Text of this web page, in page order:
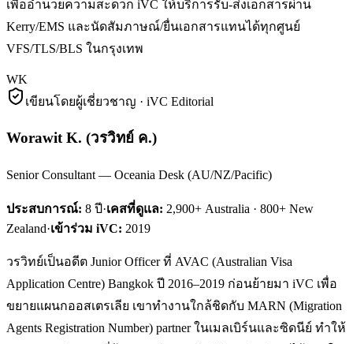
เพื่ออำนวยความสะดวก iVC ให้บริการรับ-ส่งเอกสารผ่าน
Kerry/EMS และนัดสัมภาษณ์/ยื่นเอกสารแทนได้ทุกศูนย์
VFS/TLS/BLS ในกรุงเทพ
WK
เขียนโดยผู้เชี่ยวชาญ · iVC Editorial
Worawit K. (วรวิทย์ ค.)
Senior Consultant — Oceania Desk (AU/NZ/Pacific)
ประสบการณ์: 8 ปี·เคสที่ดูแล: 2,900+ Australia · 800+ New
Zealand·เข้าร่วม iVC: 2019
วรวิทย์เป็นอดีต Junior Officer ที่ AVAC (Australian Visa
Application Centre) Bangkok ปี 2016–2019 ก่อนย้ายมา iVC เพื่อ
ขยายแผนกออสเตรเลีย เขาทำงานใกล้ชิดกับ MARN (Migration
Agents Registration Number) partner ในเมลเบิร์นและซิดนีย์ ทำให้